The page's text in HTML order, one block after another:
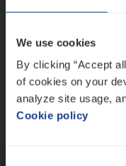
We use cookies
By clicking “Accept
of cookies on your
analyze site usage,
Cookie policy